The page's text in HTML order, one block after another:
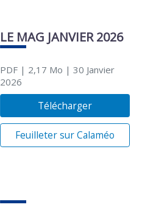
LE MAG JANVIER 2026
PDF| 2,17 Mo | 30 Janvier
2026
Télécharger
Feuilleter sur Calaméo